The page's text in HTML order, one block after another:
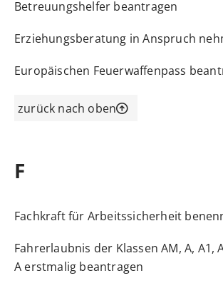
Betreuungshelfer beantragen
Erziehungsberatung in Anspruch
Europäischen Feuerwaffenpass
zurück nach oben
F
Fachkraft für Arbeitssicherheit
Fahrerlaubnis der Klassen AM, A, A1,
A erstmalig beantragen